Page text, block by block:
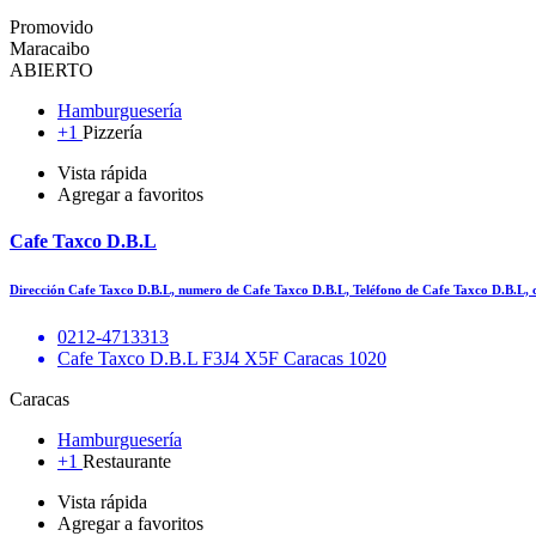
Promovido
Maracaibo
ABIERTO
Hamburguesería
+1 Pizzería
Vista rápida
Agregar a favoritos
Cafe Taxco D.B.L
Dirección Cafe Taxco D.B.L, numero de Cafe Taxco D.B.L, Teléfono de Cafe Taxco
0212-4713313
Cafe Taxco D.B.L F3J4 X5F Caracas 1020
Caracas
Hamburguesería
+1 Restaurante
Vista rápida
Agregar a favoritos